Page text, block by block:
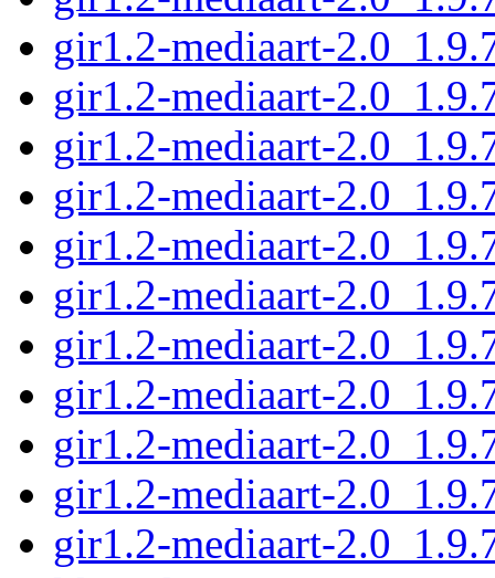
gir1.2-mediaart-
gir1.2-mediaart-
gir1.2-mediaart-
gir1.2-mediaart-
gir1.2-mediaart-
gir1.2-mediaart-
gir1.2-mediaart-
gir1.2-mediaart-
gir1.2-mediaart-
gir1.2-mediaart-
gir1.2-mediaart-